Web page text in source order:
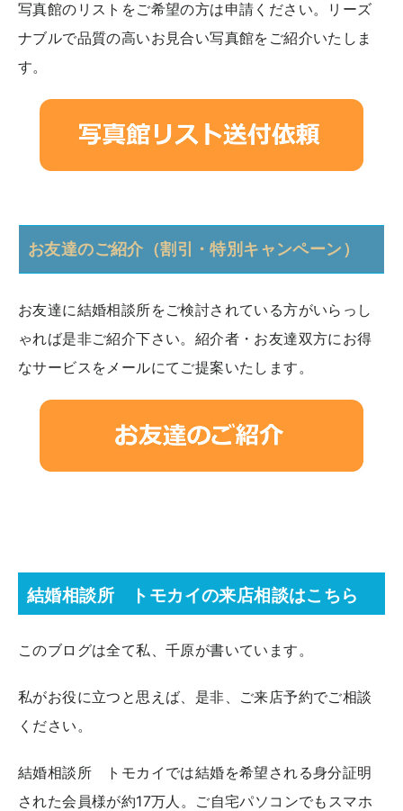
写真館のリストをご希望の方は申請ください。リーズ
ナブルで品質の高いお見合い写真館をご紹介いたしま
す。
お友達のご紹介（割引・特別キャンペーン）
お友達に結婚相談所をご検討されている方がいらっし
ゃれば是非ご紹介下さい。紹介者・お友達双方にお得
なサービスをメールにてご提案いたします。
結婚相談所 トモカイの来店相談はこちら
このブログは全て私、千原が書いています。
私がお役に立つと思えば、是非、ご来店予約でご相談
ください。
結婚相談所 トモカイでは結婚を希望される身分証明
された会員様が約17万人。ご自宅パソコンでもスマホ